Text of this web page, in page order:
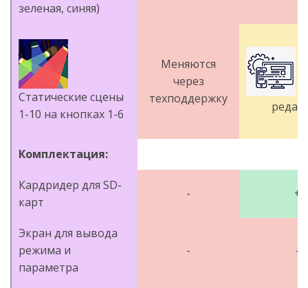
зеленая, синяя)
Статические сцены
1-10 на кнопках 1-6
Меняются
через
техподдержку
Комплектация:
Кардридер для SD-
карт
- +
Экран для вывода
режима и
параметра
- -